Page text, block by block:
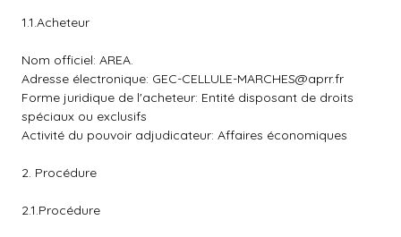
1.1.Acheteur
Nom officiel: AREA.
Adresse électronique: GEC-CELLULE-MARCHES@aprr.fr
Forme juridique de l'acheteur: Entité disposant de droits
spéciaux ou exclusifs
Activité du pouvoir adjudicateur: Affaires économiques
2. Procédure
2.1.Procédure